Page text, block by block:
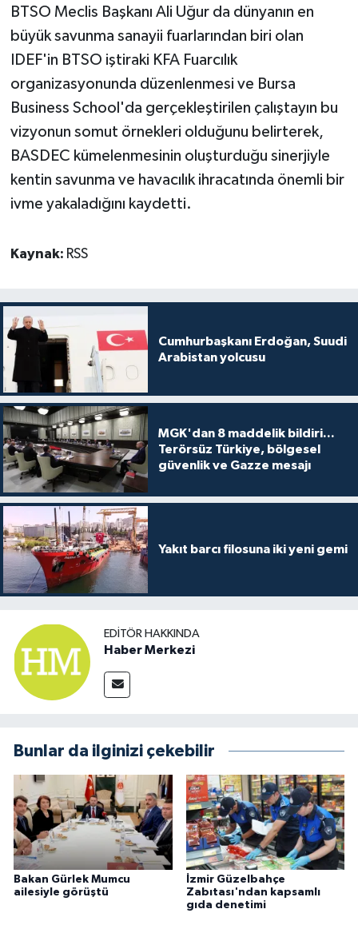
BTSO Meclis Başkanı Ali Uğur da dünyanın en
büyük savunma sanayii fuarlarından biri olan
IDEF'in BTSO iştiraki KFA Fuarcılık
organizasyonunda düzenlenmesi ve Bursa
Business School'da gerçekleştirilen çalıştayın bu
vizyonun somut örnekleri olduğunu belirterek,
BASDEC kümelenmesinin oluşturduğu sinerjiyle
kentin savunma ve havacılık ihracatında önemli bir
ivme yakaladığını kaydetti.
Kaynak: RSS
Cumhurbaşkanı Erdoğan, Suudi
Arabistan yolcusu
MGK'dan 8 maddelik bildiri...
Terörsüz Türkiye, bölgesel
güvenlik ve Gazze mesajı
Yakıt barcı filosuna iki yeni gemi
EDITÖR HAKKINDA
Haber Merkezi
Bunlar da ilginizi çekebilir
Bakan Gürlek Mumcu
ailesiyle görüştü
İzmir Güzelbahçe
Zabıtası'ndan kapsamlı
gıda denetimi